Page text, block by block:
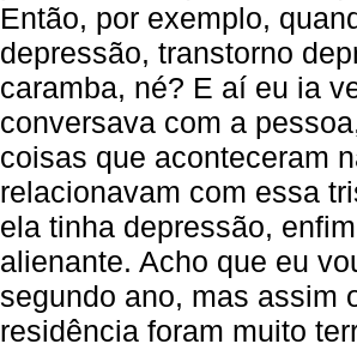
Então, por exemplo,
depressão, transtorno
caramba, né? E aí eu ia
conversava com a
coisas que aconteceram
relacionavam com essa
ela tinha depressão,
alienante. Acho que eu
segundo ano, mas assim
residência foram muito